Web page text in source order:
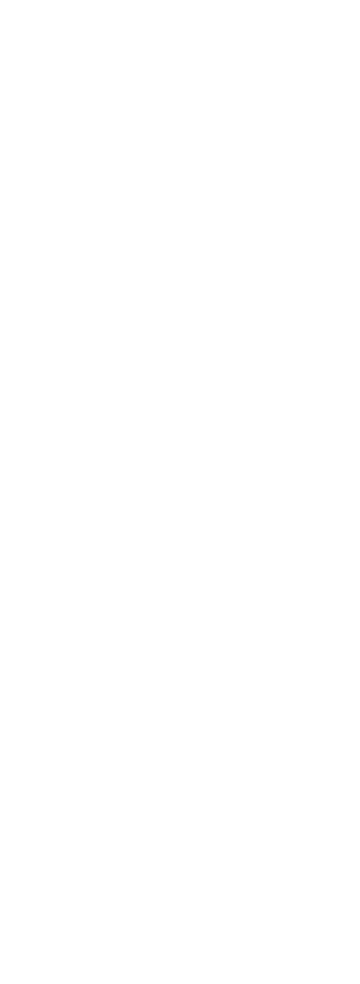
» renvoie à l’univers, l’âme et l’esprit et la
vitale qui circule en chaque être humain. Le
bouddhiste, au début du 20ème siècle. En 1922, à
jours, Mikao Usui a une illumination et il
chez lui, il se blesse à la cheville qu’il parvient
ce récit raconte les prémices du Reiki.
pour enseigner sa méthode de guérison naturelle.
et il fait souvent l’objet de controverses.
est pratiqué comme au Japon et le Reiki
contact du patient entre l’énergie universelle du
d'auto-guérison. Cette méthode repose sur 5
notre article sur